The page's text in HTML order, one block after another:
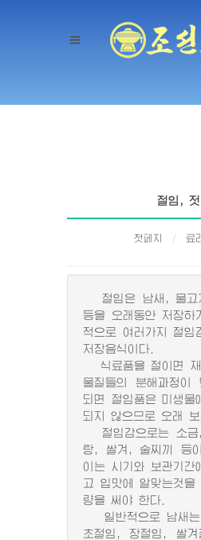
절임, 젓
첫페지 료
절임은 남새, 물고
등을 오래동안 저장하
적으로 여러가지 절임
저장음식이다.
식료품을 절이면 재
물질들의 분해과정이
되면 절임품은 미생물
되지 않으므로 오래 보
절임감으로는 소
탕, 쌀겨, 술찌끼 등
이는 시기와 보관기간
고 입맛에 알맞는것
량을 써야 한다.
일반적으로 남새는
초절임, 장절임, 쌀겨